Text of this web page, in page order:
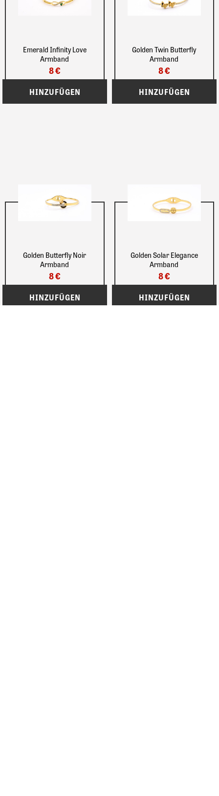
Emerald Infinity Love
Armband
8 €
Golden Twin Butterfly
Armband
8 €
Golden Butterfly Noir
Armband
8 €
Golden Solar Elegance
Armband
8 €